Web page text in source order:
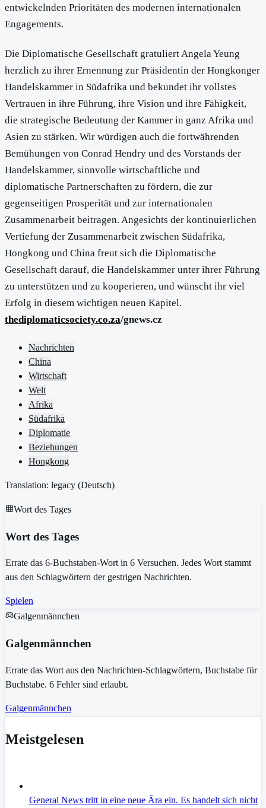
entwickelnden Prioritäten des modernen internationalen
Engagements.
Die Diplomatische Gesellschaft gratuliert Angela Yeung
herzlich zu ihrer Ernennung zur Präsidentin der Hongkonger
Handelskammer in Südafrika und bekundet ihr vollstes
Vertrauen in ihre Führung, ihre Vision und ihre Fähigkeit,
die strategische Bedeutung der Kammer in ganz Afrika und
Asien zu stärken. Wir würdigen auch die fortwährenden
Bemühungen von Conrad Hendry und des Vorstands der
Handelskammer, sinnvolle wirtschaftliche und
diplomatische Partnerschaften zu fördern, die zur
gegenseitigen Prosperität und zur internationalen
Zusammenarbeit beitragen. Angesichts der kontinuierlichen
Vertiefung der Zusammenarbeit zwischen Südafrika,
Hongkong und China freut sich die Diplomatische
Gesellschaft darauf, die Handelskammer unter ihrer Führung
zu unterstützen und zu kooperieren, und wünscht ihr viel
Erfolg in diesem wichtigen neuen Kapitel.
thediplomaticsociety.co.za/gnews.cz
Nachrichten
China
Wirtschaft
Welt
Afrika
Südafrika
Diplomatie
Beziehungen
Hongkong
Translation: legacy (Deutsch)
Wort des Tages
Wort des Tages
Errate das 6-Buchstaben-Wort in 6 Versuchen. Jedes Wort stammt
aus den Schlagwörtern der gestrigen Nachrichten.
Spielen
Galgenmännchen
Galgenmännchen
Errate das Wort aus den Nachrichten-Schlagwörtern, Buchstabe für
Buchstabe. 6 Fehler sind erlaubt.
Galgenmännchen
Meistgelesen
General News tritt in eine neue Ära ein. Es handelt sich nicht